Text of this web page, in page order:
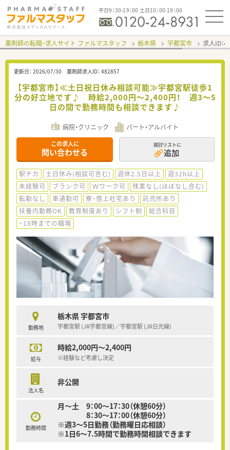
平日9：30-19：00 土日10：00-19：00
薬剤師の転職・求人サイト ファルマスタッフ 栃木県 宇都宮市 求人ID：
更新日： 2026/07/30 薬剤師求人ID： 482857
【宇都宮市】≪土日祝日休み相談可能≫宇都宮駅徒歩1
分の好立地です♪ 時給2,000円～2,400円！ 週3～5
日の間で勤務時間も相談できます♪
病院・クリニック パート・アルバイト
この求人に
問い合わせる
検討リストに
追加
駅チカ 土日休み(相談可含む) 週休2.5日以上
週32h以上
未経験可
ブランク可 Ｗワーク可
残業なし(ほぼなし含む)
転勤なし
車通勤可 寮・借上社宅あり
託児所あり
扶養内勤務OK
教育制度あり シフト制
総合科目
~18時までの職場
勤務地
栃木県 宇都宮市
宇都宮駅 (JR宇都宮線)／宇都宮駅 (JR日光線)
給与
時給2,000円～2,400円
※経験など考慮し決定
法人名
非公開
勤務時間
月～土 9：00～17：30（休憩60分）
8：30～17：00（休憩60分）
※週3～5日勤務（勤務曜日応相談）
※1日6～7.5時間で勤務時間相談できます